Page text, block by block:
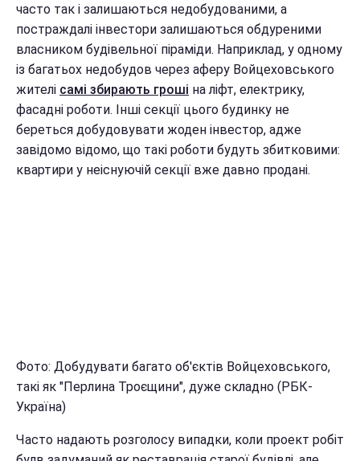
часто так і залишаються недобудованими, а
постраждалі інвестори залишаються обдуреними
власником будівельної піраміди. Наприклад, у одному
із багатьох недобудов через аферу Войцеховського
жителі самі збирають гроші на ліфт, електрику,
фасадні роботи. Інші секції цього будинку не
береться добудовувати жоден інвестор, адже
завідомо відомо, що такі роботи будуть збитковими:
квартири у неіснуючій секції вже давно продані.
Фото: Добудувати багато об'єктів Войцеховського,
такі як "Перлина Троєщини", дуже складно (РБК-
Україна)
Часто надають розголосу випадки, коли проект робіт